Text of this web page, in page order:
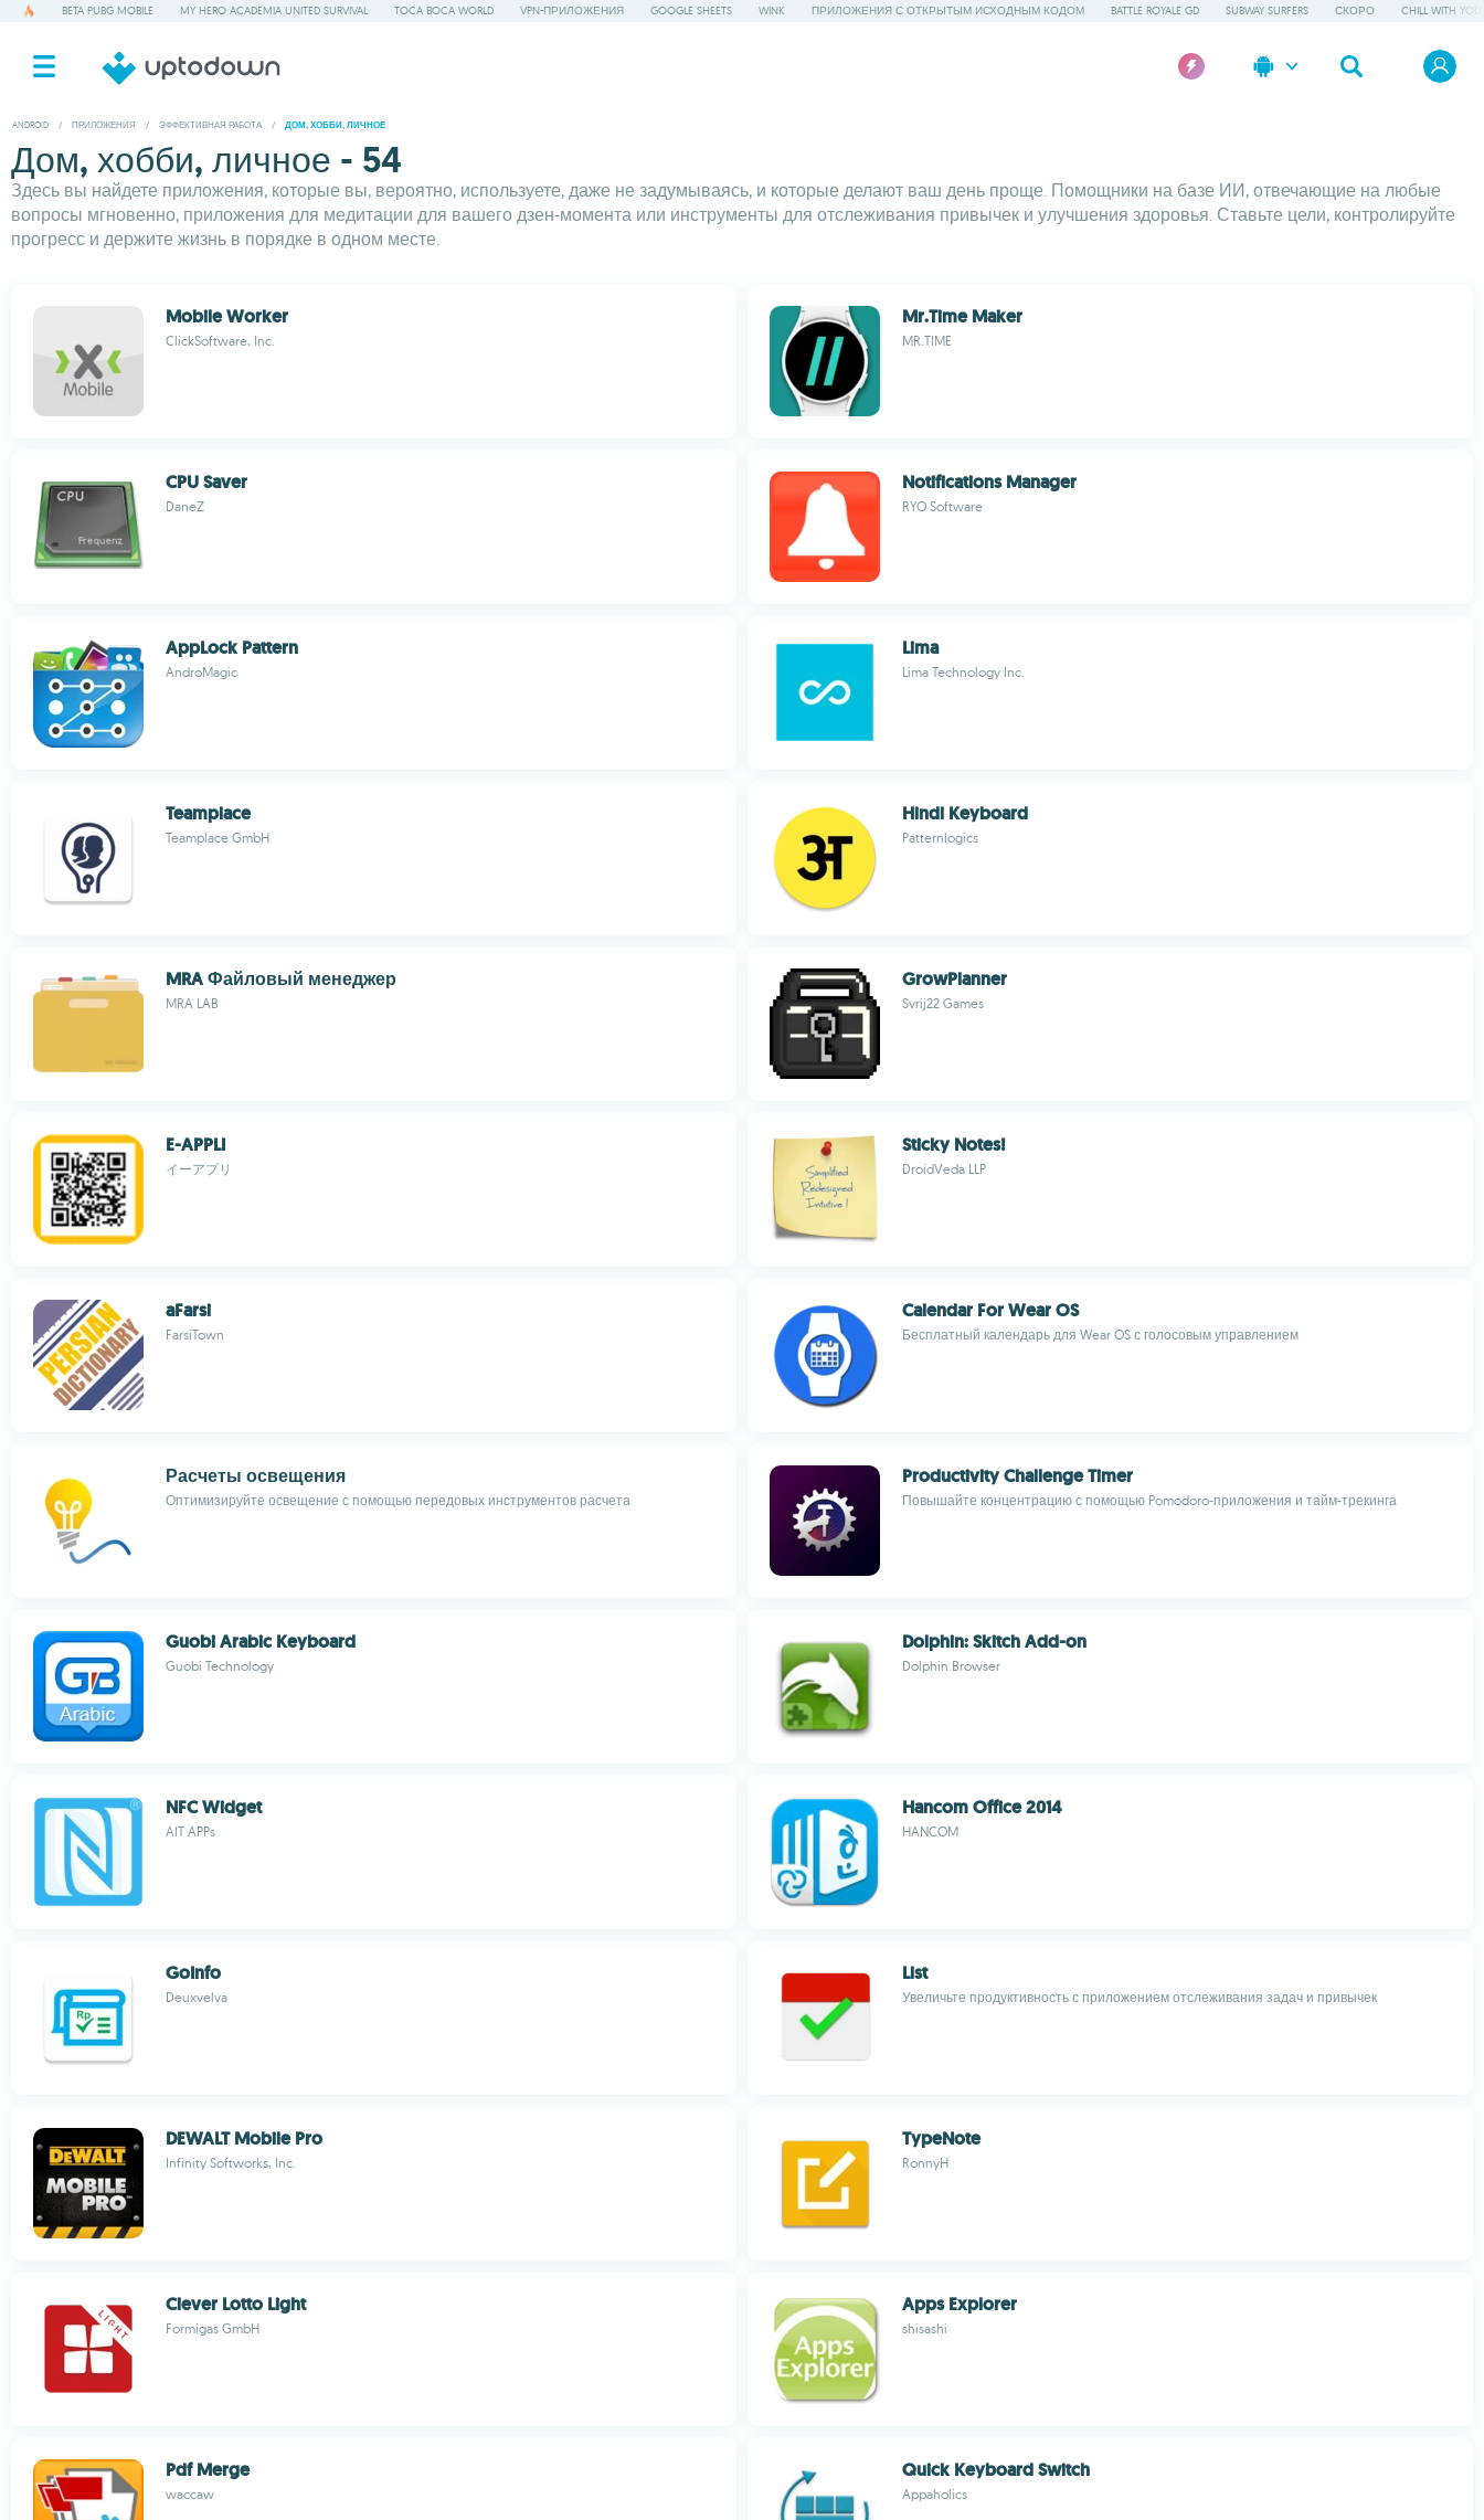
BETA PUBG MOBILE MY HERO ACADEMIA UNITED SURVIVAL TOCA BOCA WORLD VPN-ПРИЛОЖЕНИЯ GOOGLE SHEETS WINK ПРИЛОЖЕНИЯ С ОТКРЫТЫМ ИСХОДНЫМ КОДОМ BATTLE ROYALE GD SUBWAY SURFERS СКОРО CHILL WITH YOU
ANDROID / ПРИЛОЖЕНИЯ / ЭФФЕКТИВНАЯ РАБОТА / ДОМ, ХОББИ, ЛИЧНОЕ
Дом, хобби, личное - 54
Здесь вы найдете приложения, которые вы, вероятно, используете, даже не задумываясь, и которые делают ваш день проще. Помощники на базе ИИ, отвечающие на любые
вопросы мгновенно, приложения для медитации для вашего дзен-момента или инструменты для отслеживания привычек и улучшения здоровья. Ставьте цели, контролируйте
прогресс и держите жизнь в порядке в одном месте.
Mobile Worker
ClickSoftware, Inc.
Mr.Time Maker
MR.TIME
CPU Saver
DaneZ
Notifications Manager
RYO Software
AppLock Pattern
AndroMagic
Lima
Lima Technology Inc.
Teamplace
Teamplace GmbH
Hindi Keyboard
Patternlogics
MRA Файловый менеджер
MRA LAB
GrowPlanner
Svrij22 Games
E-APPLI
イーアプリ
Sticky Notes!
DroidVeda LLP
aFarsi
FarsiTown
Calendar For Wear OS
Бесплатный календарь для Wear OS с голосовым управлением
Расчеты освещения
Оптимизируйте освещение с помощью передовых инструментов расчета
Productivity Challenge Timer
Повышайте концентрацию с помощью Pomodoro-приложения и тайм-трекинга
Guobi Arabic Keyboard
Guobi Technology
Dolphin: Skitch Add-on
Dolphin Browser
NFC Widget
AIT APPs
Hancom Office 2014
HANCOM
GoInfo
Deuxvelva
List
Увеличьте продуктивность с приложением отслеживания задач и привычек
DEWALT Mobile Pro
Infinity Softworks, Inc.
TypeNote
RonnyH
Clever Lotto Light
Formigas GmbH
Apps Explorer
shisashi
Pdf Merge
waccaw
Quick Keyboard Switch
Appaholics